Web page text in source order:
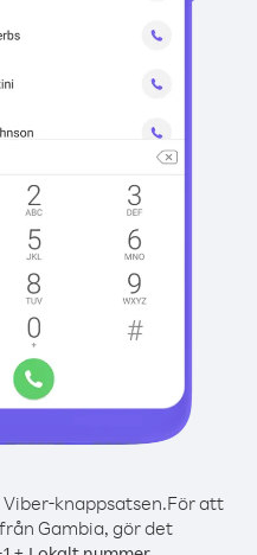
knappsatsen.För att
Gambia, gör det